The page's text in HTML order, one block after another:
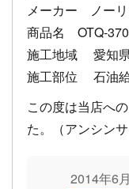
メーカー ノー
商品名 OTQ-
施工地域 愛知
施工部位 石油
この度は当店へ
た。（アンシン
2014年6